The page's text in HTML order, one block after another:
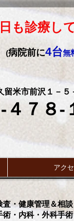
も診療し
(病院前に4台無
留米市前沢１－５
４７８-
アク
・健康管理＆相談
・内科・外科手術